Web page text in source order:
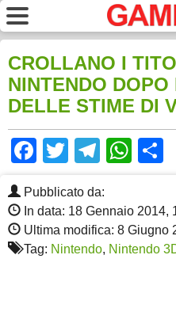
CROLLANO I
NINTENDO
DELLE STIME DI
Facebook
Twitter
Pubblicato da:
In data: 18 Gennaio 2014,
Ultima modifica: 8 Giugno
Tag: Nintendo, Nintendo